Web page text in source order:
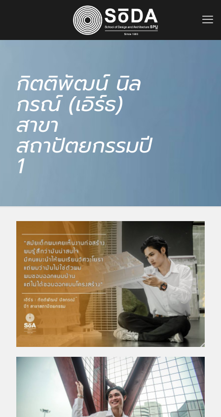
กิตติพัฒน์ นิล
กรณ์ (เอิร์ธ)
สาขา
สถาปัตยกรรมปี
1